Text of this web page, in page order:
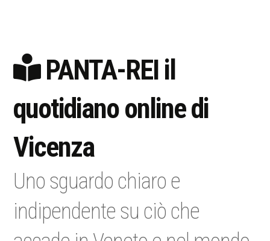
PANTA-REI il
quotidiano online di
Vicenza
Uno sguardo chiaro e
indipendente su ciò che